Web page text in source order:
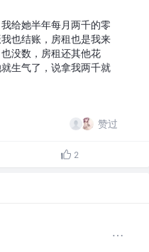
给她半年每月两千的零
也结账，房租也是我来
没数，房租还其他花
生气了，说拿我两千就
赞过
2